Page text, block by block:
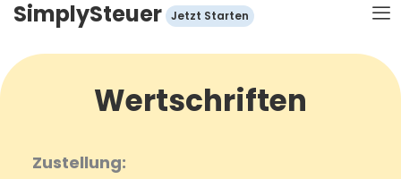
Zum
springen
SimplySteuer Jetzt Starten
Wertschriften
Zustellung: